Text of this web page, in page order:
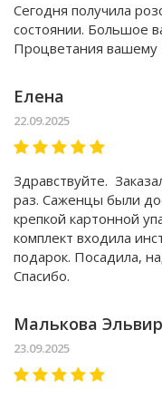
Сегодня получила
состоянии. Большое
Процветания
Елена
22.09.2025
Здравствуйте.
раз. Саженцы были
крепкой картонной
комплект входила
подарок. Посадила,
Спасибо.
Малькова
23.09.2025